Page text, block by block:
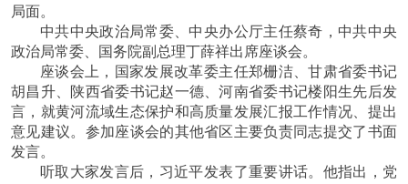
局面。
中共中央政治局常委、中央办公厅主任蔡奇，中共中央
政治局常委、国务院副总理丁薛祥出席座谈会。
座谈会上，国家发展改革委主任郑栅洁、甘肃省委书记
胡昌升、陕西省委书记赵一德、河南省委书记楼阳生先后发
言，就黄河流域生态保护和高质量发展汇报工作情况、提出
意见建议。参加座谈会的其他省区主要负责同志提交了书面
发言。
听取大家发言后，习近平发表了重要讲话。他指出，党